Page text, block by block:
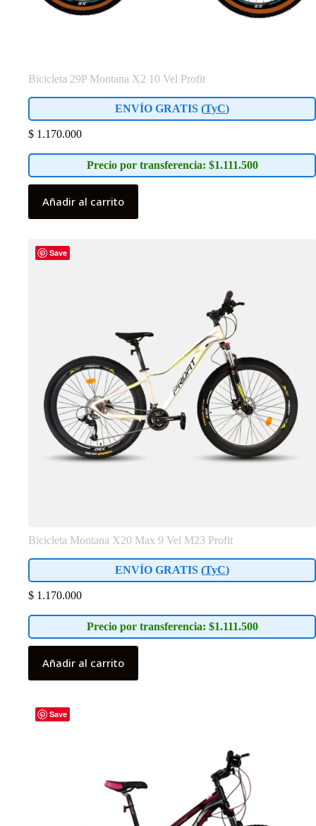
Bicicleta 29P Montana X2 10 Vel Profit
ENVÍO GRATIS (TyC)
$ 1.170.000
Precio por transferencia: $1.111.500
Añadir al carrito
Save
Bicicleta Montana X20 Max 9 Vel M23 Profit
ENVÍO GRATIS (TyC)
$ 1.170.000
Precio por transferencia: $1.111.500
Añadir al carrito
Save